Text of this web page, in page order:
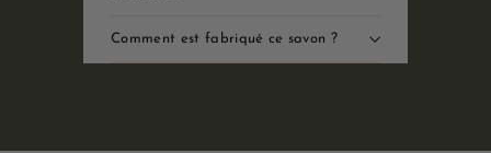
Comment est fabriqué ce savon ?